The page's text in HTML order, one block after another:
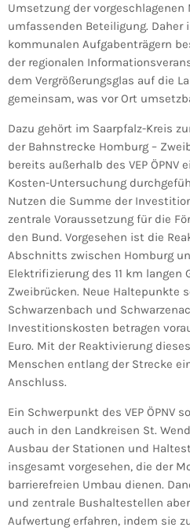
Umsetzung der
umfassenden Beteiligung.
kommunalen Aufgabenträgern
der regionalen
dem Vergrößerungsglas auf die
gemeinsam, was vor Ort
Dazu gehört im Saarpfalz-Kreis
der Bahnstrecke Homburg –
bereits außerhalb des VEP
Kosten-Untersuchung
Nutzen die Summe der
zentrale Voraussetzung für die
den Bund. Vorgesehen ist die
Abschnitts zwischen Homburg
Elektrifizierung des 11 km
Zweibrücken. Neue Haltepunkte
Schwarzenbach und
Investitionskosten betragen
Euro. Mit der Reaktivierung
Menschen entlang der Strecke
Anschluss.
Ein Schwerpunkt des VEP ÖPNV
auch in den Landkreisen St.
Ausbau der Stationen und
insgesamt vorgesehen, die der
barrierefreien Umbau dienen.
und zentrale Bushaltestellen
Aufwertung erfahren, indem sie